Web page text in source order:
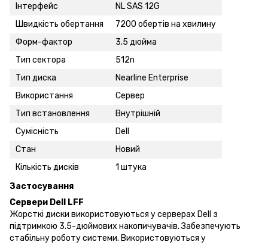
Інтерфейс
NL SAS 12G
Швидкість обертання
7200 обертів на хвилину
Форм-фактор
3.5 дюйма
Тип сектора
512n
Тип диска
Nearline Enterprise
Використання
Сервер
Тип встановлення
Внутрішній
Сумісність
Dell
Стан
Новий
Кількість дисків
1 штука
Застосування
Сервери Dell LFF
Жорсткі диски використовуються у серверах Dell з
підтримкою 3.5-дюймових накопичувачів. Забезпечують
стабільну роботу системи. Використовуються у